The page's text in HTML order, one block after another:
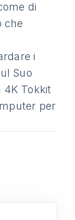
di
che
i
Suo
4K Tokkit
per